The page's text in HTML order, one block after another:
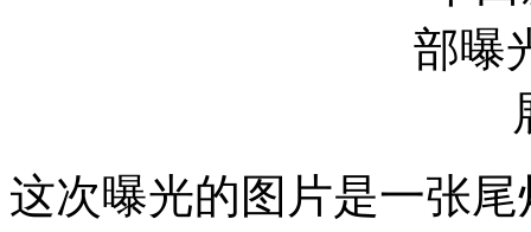
这次曝光的图片是一张